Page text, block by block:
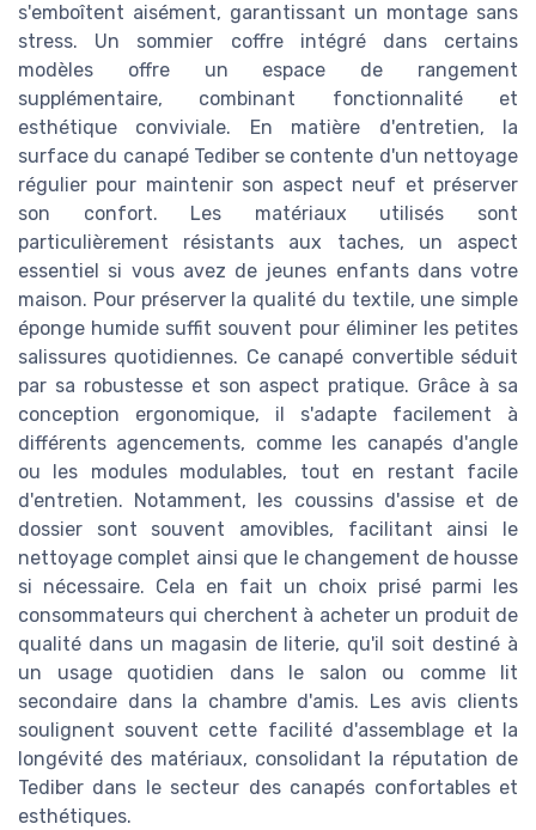
s'emboîtent aisément, garantissant un montage sans
stress. Un sommier coffre intégré dans certains
modèles offre un espace de rangement
supplémentaire, combinant fonctionnalité et
esthétique conviviale. En matière d'entretien, la
surface du canapé Tediber se contente d'un nettoyage
régulier pour maintenir son aspect neuf et préserver
son confort. Les matériaux utilisés sont
particulièrement résistants aux taches, un aspect
essentiel si vous avez de jeunes enfants dans votre
maison. Pour préserver la qualité du textile, une simple
éponge humide suffit souvent pour éliminer les petites
salissures quotidiennes. Ce canapé convertible séduit
par sa robustesse et son aspect pratique. Grâce à sa
conception ergonomique, il s'adapte facilement à
différents agencements, comme les canapés d'angle
ou les modules modulables, tout en restant facile
d'entretien. Notamment, les coussins d'assise et de
dossier sont souvent amovibles, facilitant ainsi le
nettoyage complet ainsi que le changement de housse
si nécessaire. Cela en fait un choix prisé parmi les
consommateurs qui cherchent à acheter un produit de
qualité dans un magasin de literie, qu'il soit destiné à
un usage quotidien dans le salon ou comme lit
secondaire dans la chambre d'amis. Les avis clients
soulignent souvent cette facilité d'assemblage et la
longévité des matériaux, consolidant la réputation de
Tediber dans le secteur des canapés confortables et
esthétiques.